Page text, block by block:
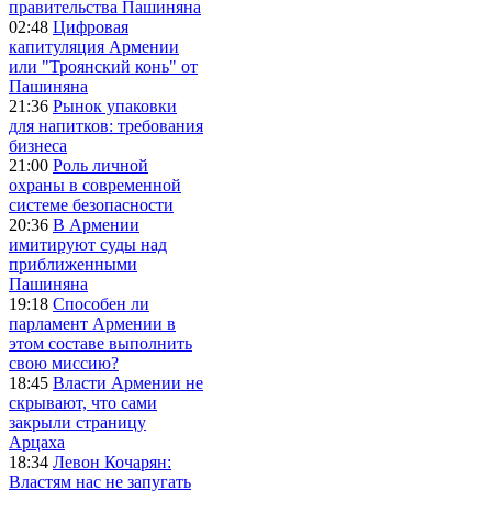
правительства Пашиняна
02:48 Цифровая
капитуляция Армении
или "Троянский конь" от
Пашиняна
21:36 Рынок упаковки
для напитков: требования
бизнеса
21:00 Роль личной
охраны в современной
системе безопасности
20:36 В Армении
имитируют суды над
приближенными
Пашиняна
19:18 Способен ли
парламент Армении в
этом составе выполнить
свою миссию?
18:45 Власти Армении не
скрывают, что сами
закрыли страницу
Арцаха
18:34 Левон Кочарян:
Властям нас не запугать